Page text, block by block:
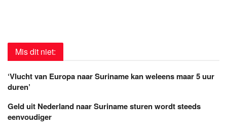
Mis dit niet:
‘Vlucht van Europa naar Suriname kan weleens maar 5 uur
duren’
Geld uit Nederland naar Suriname sturen wordt steeds
eenvoudiger